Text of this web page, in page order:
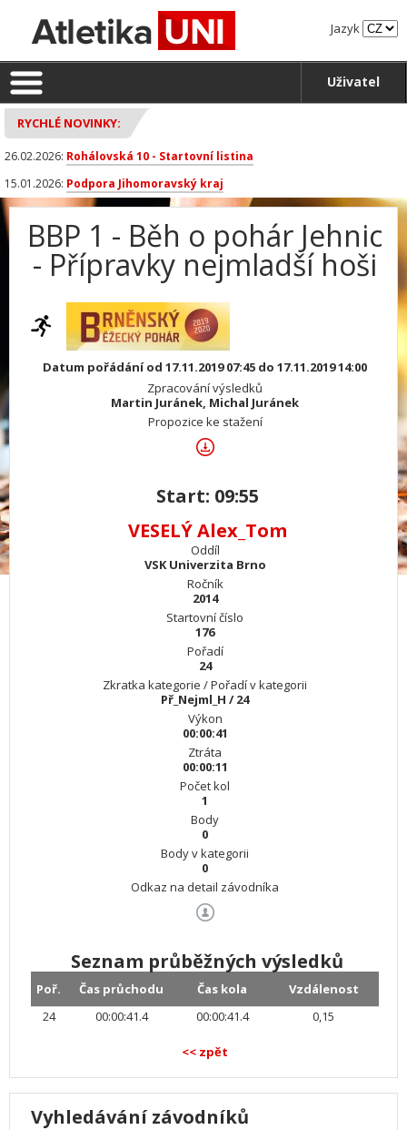
Jazyk
Uživatel
RYCHLÉ NOVINKY:
26.02.2026: Rohálovská 10 - Startovní listina
15.01.2026: Podpora Jihomoravský kraj
BBP 1 - Běh o pohár Jehnic
- Přípravky nejmladší hoši
Datum pořádání od 17.11.2019 07:45 do 17.11.2019 14:00
Zpracování výsledků
Martin Juránek, Michal Juránek
Propozice ke stažení
Start: 09:55
VESELÝ Alex_Tom
Oddíl
VSK Univerzita Brno
Ročník
2014
Startovní číslo
176
Pořadí
24
Zkratka kategorie / Pořadí v kategorii
Př_Nejml_H / 24
Výkon
00:00:41
Ztráta
00:00:11
Počet kol
1
Body
0
Body v kategorii
0
Odkaz na detail závodníka
Seznam průběžných výsledků
Poř. Čas průchodu Čas kola
Vzdálenost
24
00:00:41.4 00:00:41.4 0,15
<< zpět
Vyhledávání závodníků